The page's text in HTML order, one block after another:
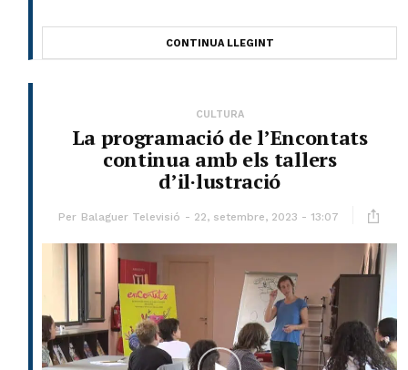
CONTINUA LLEGINT
CULTURA
La programació de l’Encontats
continua amb els tallers
d’il·lustració
Per Balaguer Televisió 22, setembre, 2023 - 13:07